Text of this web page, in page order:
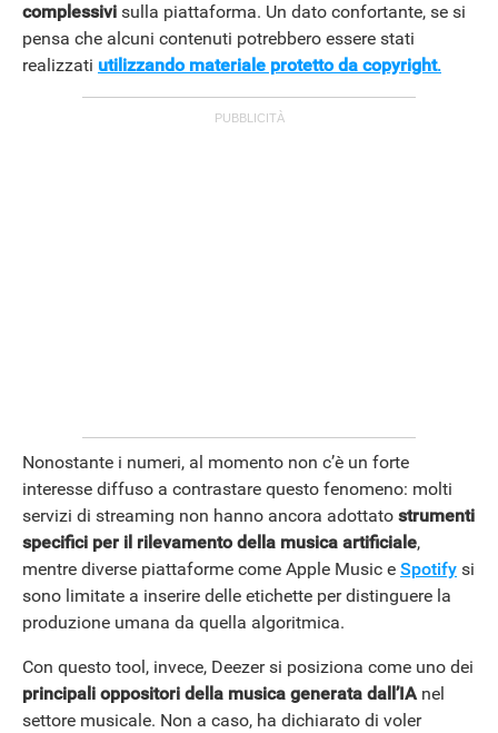
APPLE
complessivi sulla piattaforma. Un dato confortante, se si
pensa che alcuni contenuti potrebbero essere stati
realizzati utilizzando materiale protetto da copyright.
Nonostante i numeri, al momento non c’è un forte
interesse diffuso a contrastare questo fenomeno: molti
servizi di streaming non hanno ancora adottato strumenti
specifici per il rilevamento della musica artificiale,
mentre diverse piattaforme come Apple Music e Spotify si
sono limitate a inserire delle etichette per distinguere la
produzione umana da quella algoritmica.
Con questo tool, invece, Deezer si posiziona come uno dei
principali oppositori della musica generata dall’IAnel
settore musicale. Non a caso, ha dichiarato di voler